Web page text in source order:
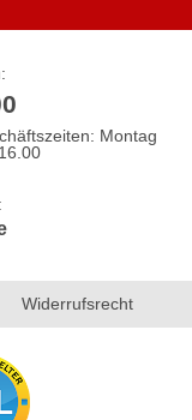
Montag
Widerrufsrecht